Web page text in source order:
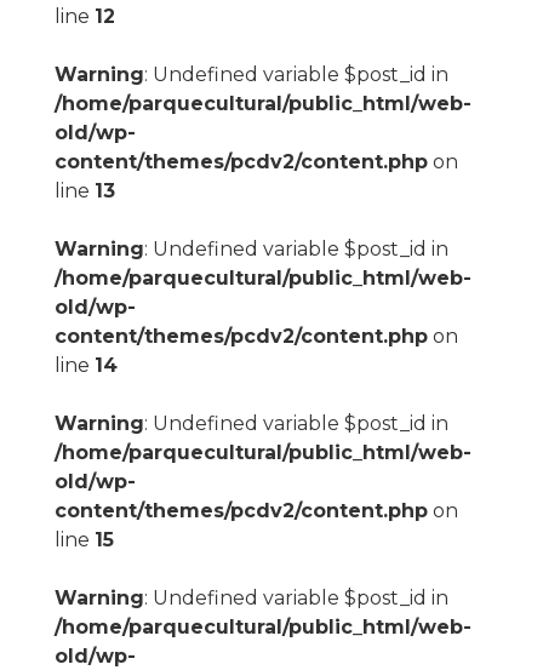
line 12
Warning: Undefined variable $post_id in
/home/parquecultural/public_html/web-
old/wp-
content/themes/pcdv2/content.phpon
line 13
Warning: Undefined variable $post_id in
/home/parquecultural/public_html/web-
old/wp-
content/themes/pcdv2/content.phpon
line 14
Warning: Undefined variable $post_id in
/home/parquecultural/public_html/web-
old/wp-
content/themes/pcdv2/content.phpon
line 15
Warning: Undefined variable $post_id in
/home/parquecultural/public_html/web-
old/wp-